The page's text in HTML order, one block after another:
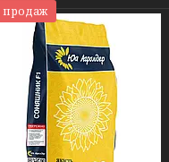
продаж